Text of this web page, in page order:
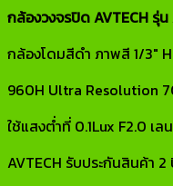
กล้องวงจรปิด AVTECH รุ่น
กล้องโดมสีดำ ภาพสี 1/3″
960H Ultra Resolution
ใช้แสงต่ำที่ 0.1Lux F2.0 เ
AVTECH รับประกันสินค้า 2